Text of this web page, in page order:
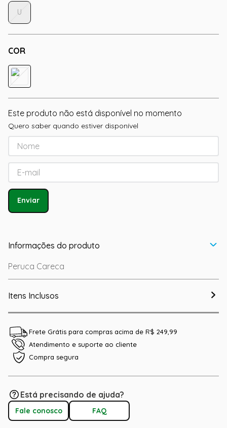
COR
U
Este produto não está disponível no momento
Quero saber quando estiver disponível
Enviar
Informações do produto
Peruca Careca
Itens Inclusos
Frete Grátis para compras acima de R$ 249,99
Atendimento e suporte ao cliente
Compra segura
Está precisando de ajuda?
Fale conosco FAQ